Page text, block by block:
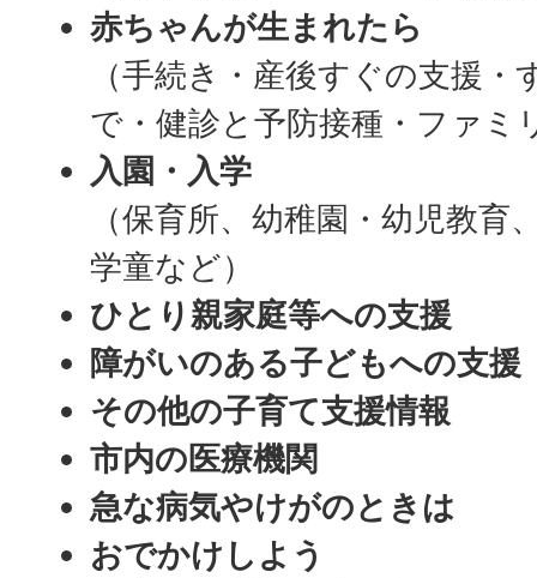
赤ちゃんが生まれたら
（手続き・産後すぐの支援
で・健診と予防接種・ファミ
入園・入学
（保育所、幼稚園・幼児教育
学童など）
ひとり親家庭等への支援
障がいのある子どもへの支援
その他の子育て支援情報
市内の医療機関
急な病気やけがのときは
おでかけしよう